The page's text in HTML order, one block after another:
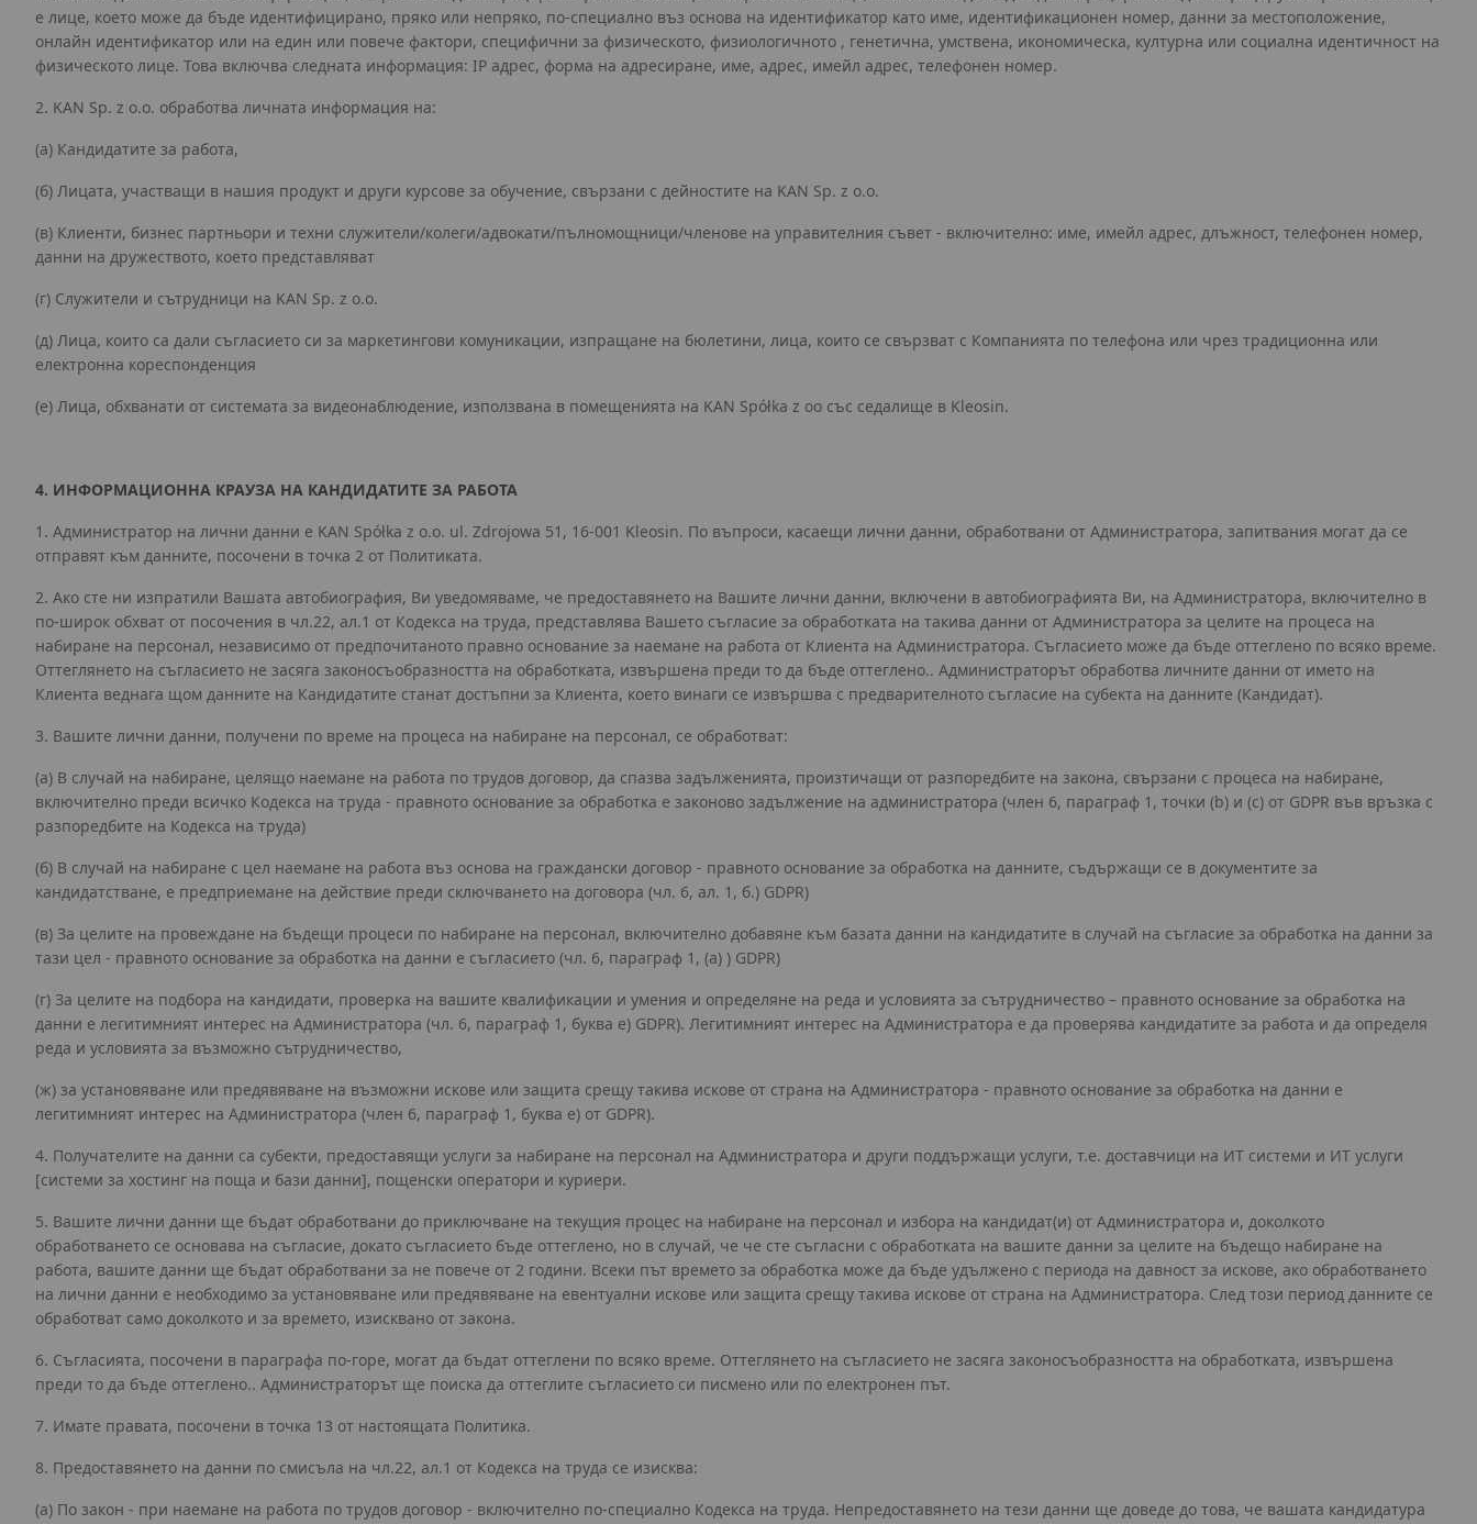
е лице, което може да бъде идентифицирано, пряко или непряко, по-специално въз основа на идентификатор като име, идентификационен номер, данни за местоположение,
онлайн идентификатор или на един или повече фактори, специфични за физическото, физиологичното , генетична, умствена, икономическа, културна или социална идентичност на
физическото лице. Това включва следната информация: IP адрес, форма на адресиране, име, адрес, имейл адрес, телефонен номер.
2. KAN Sp. z o.o. обработва личната информация на:
(a) Кандидатите за работа,
(б) Лицата, участващи в нашия продукт и други курсове за обучение, свързани с дейностите на KAN Sp. z o.o.
(в) Клиенти, бизнес партньори и техни служители/колеги/адвокати/пълномощници/членове на управителния съвет - включително: име, имейл адрес, длъжност, телефонен номер,
данни на дружеството, което представляват
(г) Служители и сътрудници на KAN Sp. z o.o.
(д) Лица, които са дали съгласието си за маркетингови комуникации, изпращане на бюлетини, лица, които се свързват с Компанията по телефона или чрез традиционна или
електронна кореспонденция
(е) Лица, обхванати от системата за видеонаблюдение, използвана в помещенията на KAN Spółka z oo със седалище в Kleosin.
4. ИНФОРМАЦИОННА КРАУЗА НА КАНДИДАТИТЕ ЗА РАБОТА
1. Администратор на лични данни е KAN Spółka z o.o. ul. Zdrojowa 51, 16-001 Kleosin. По въпроси, касаещи лични данни, обработвани от Администратора, запитвания могат да се
отправят към данните, посочени в точка 2 от Политиката.
2. Ако сте ни изпратили Вашата автобиография, Ви уведомяваме, че предоставянето на Вашите лични данни, включени в автобиографията Ви, на Администратора, включително в
по-широк обхват от посочения в чл.22, ал.1 от Кодекса на труда, представлява Вашето съгласие за обработката на такива данни от Администратора за целите на процеса на
набиране на персонал, независимо от предпочитаното правно основание за наемане на работа от Клиента на Администратора. Съгласието може да бъде оттеглено по всяко време.
Оттеглянето на съгласието не засяга законосъобразността на обработката, извършена преди то да бъде оттеглено.. Администраторът обработва личните данни от името на
Клиента веднага щом данните на Кандидатите станат достъпни за Клиента, което винаги се извършва с предварителното съгласие на субекта на данните (Кандидат).
3. Вашите лични данни, получени по време на процеса на набиране на персонал, се обработват:
(a) В случай на набиране, целящо наемане на работа по трудов договор, да спазва задълженията, произтичащи от разпоредбите на закона, свързани с процеса на набиране,
включително преди всичко Кодекса на труда - правното основание за обработка е законово задължение на администратора (член 6, параграф 1, точки (b) и (c) от GDPR във връзка с
разпоредбите на Кодекса на труда)
(б) В случай на набиране с цел наемане на работа въз основа на граждански договор - правното основание за обработка на данните, съдържащи се в документите за
кандидатстване, е предприемане на действие преди сключването на договора (чл. 6, ал. 1, б.) GDPR)
(в) За целите на провеждане на бъдещи процеси по набиране на персонал, включително добавяне към базата данни на кандидатите в случай на съгласие за обработка на данни за
тази цел - правното основание за обработка на данни е съгласието (чл. 6, параграф 1, (а) ) GDPR)
(г) За целите на подбора на кандидати, проверка на вашите квалификации и умения и определяне на реда и условията за сътрудничество – правното основание за обработка на
данни е легитимният интерес на Администратора (чл. 6, параграф 1, буква е) GDPR). Легитимният интерес на Администратора е да проверява кандидатите за работа и да определя
реда и условията за възможно сътрудничество,
(ж) за установяване или предявяване на възможни искове или защита срещу такива искове от страна на Администратора - правното основание за обработка на данни е
легитимният интерес на Администратора (член 6, параграф 1, буква е) от GDPR).
4. Получателите на данни са субекти, предоставящи услуги за набиране на персонал на Администратора и други поддържащи услуги, т.е. доставчици на ИТ системи и ИТ услуги
[системи за хостинг на поща и бази данни], пощенски оператори и куриери.
5. Вашите лични данни ще бъдат обработвани до приключване на текущия процес на набиране на персонал и избора на кандидат(и) от Администратора и, доколкото
обработването се основава на съгласие, докато съгласието бъде оттеглено, но в случай, че че сте съгласни с обработката на вашите данни за целите на бъдещо набиране на
работа, вашите данни ще бъдат обработвани за не повече от 2 години. Всеки път времето за обработка може да бъде удължено с периода на давност за искове, ако обработването
на лични данни е необходимо за установяване или предявяване на евентуални искове или защита срещу такива искове от страна на Администратора. След този период данните се
обработват само доколкото и за времето, изисквано от закона.
6. Съгласията, посочени в параграфа по-горе, могат да бъдат оттеглени по всяко време. Оттеглянето на съгласието не засяга законосъобразността на обработката, извършена
преди то да бъде оттеглено.. Администраторът ще поиска да оттеглите съгласието си писмено или по електронен път.
7. Имате правата, посочени в точка 13 от настоящата Политика.
8. Предоставянето на данни по смисъла на чл.22, ал.1 от Кодекса на труда се изисква:
(а) По закон - при наемане на работа по трудов договор - включително по-специално Кодекса на труда. Непредоставянето на тези данни ще доведе до това, че вашата кандидатура